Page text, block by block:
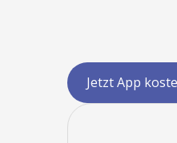
Jetzt App